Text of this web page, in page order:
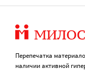
Перепечатка
наличии активной